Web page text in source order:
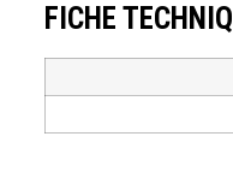
FICHE